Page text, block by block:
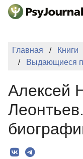
Перейти к основному
Регистрация
Главная
Книги
Выдающиеся
Алексей